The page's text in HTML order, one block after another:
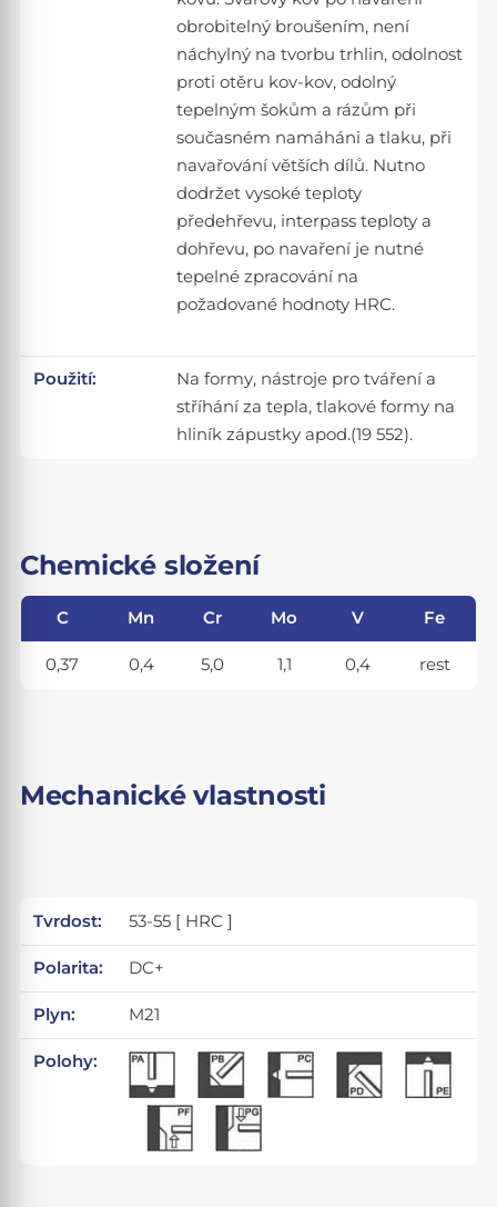
obrobitelný broušením, není
náchylný na tvorbu trhlin, odolnost
proti otěru kov-kov, odolný
tepelným šokům a rázům při
současném namáháni a tlaku, při
navařování větších dílů. Nutno
dodržet vysoké teploty
předehřevu, interpass teploty a
dohřevu, po navaření je nutné
tepelné zpracování na
požadované hodnoty HRC.
Použití:
Na formy, nástroje pro tváření a
stříhání za tepla, tlakové formy na
hliník zápustky apod.(19 552).
Chemické složení
C Mn Cr Mo V Fe
0,37 0,4 5,0 1,1 0,4 rest
Mechanické vlastnosti
Tvrdost: 53-55 [ HRC ]
Polarita: DC+
Plyn: M21
Polohy: